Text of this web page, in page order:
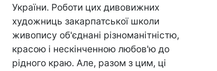
України. Роботи цих дивовижних
художниць закарпатської школи
живопису об'єднані різноманітністю,
красою і нескінченною любов'ю до
рідного краю. Але, разом з цим, ці